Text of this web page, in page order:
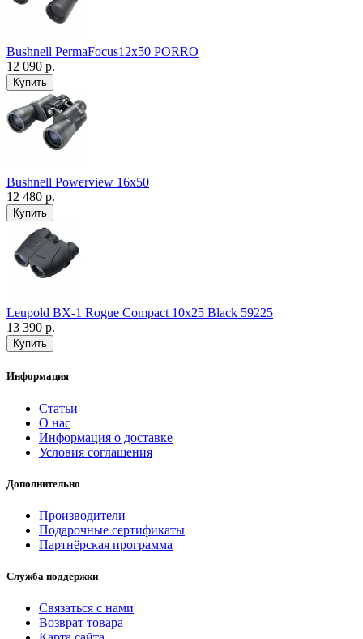
Bushnell PermaFocus12x50 PORRO
12 090 р.
Bushnell Powerview 16x50
12 480 р.
Leupold BX-1 Rogue Compact 10x25 Black 59225
13 390 р.
Информация
Статьи
О нас
Информация о доставке
Условия соглашения
Дополнительно
Производители
Подарочные сертификаты
Партнёрская программа
Служба поддержки
Связаться с нами
Возврат товара